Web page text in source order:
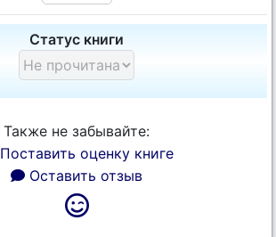
Статус книги
Также не забывайте:
Поставить оценку книге
Оставить отзыв